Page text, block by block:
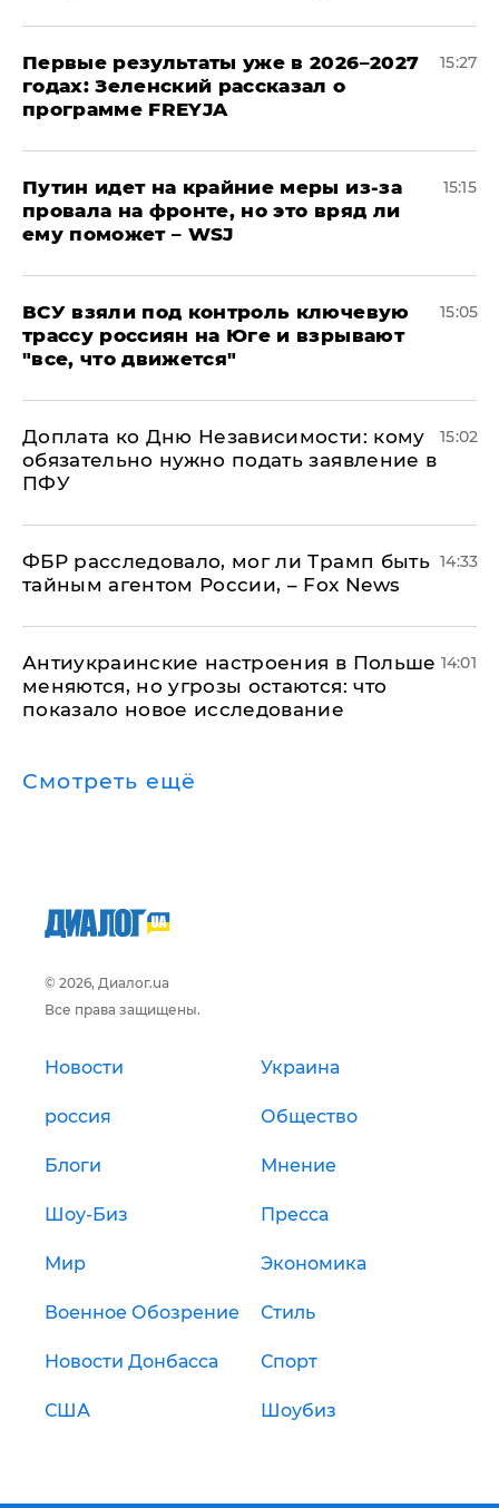
Первые результаты уже в 2026–2027
годах: Зеленский рассказал о
программе FREYJA
15:27
Путин идет на крайние меры из-за
провала на фронте, но это вряд ли
ему поможет – WSJ
15:15
ВСУ взяли под контроль ключевую
трассу россиян на Юге и взрывают
"все, что движется"
15:05
Доплата ко Дню Независимости: кому
обязательно нужно подать заявление в
ПФУ
15:02
ФБР расследовало, мог ли Трамп быть
тайным агентом России, – Fox News
14:33
Антиукраинские настроения в Польше
меняются, но угрозы остаются: что
показало новое исследование
14:01
Смотреть ещё
© 2026, Диалог.ua
Все права защищены.
Новости Украина
россия Общество
Блоги Мнение
Шоу-Биз Пресса
Мир Экономика
Военное Обозрение Стиль
Новости Донбасса Спорт
США Шоубиз